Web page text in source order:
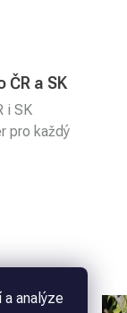
analýze
ČR a SK
i SK
pro každý